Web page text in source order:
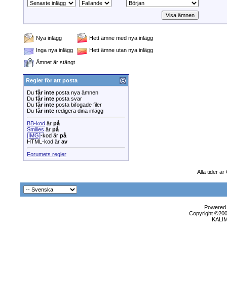
Nya inlägg
Hett ämne med nya inlägg
Inga nya inlägg
Hett ämne utan nya inlägg
Ämnet är stängt
Regler för att posta
Du får inte posta nya ämnen
Du får inte posta svar
Du får inte posta bifogade filer
Du får inte redigera dina inlägg
BB-kod är på
Smilies är på
[IMG]-kod är på
HTML-kod är av
Forumets regler
Alla tider är
Copyright